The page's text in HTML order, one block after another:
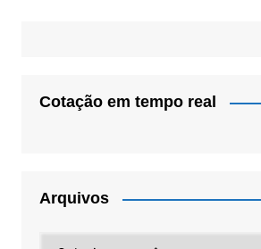
Cotação em tempo real
Arquivos